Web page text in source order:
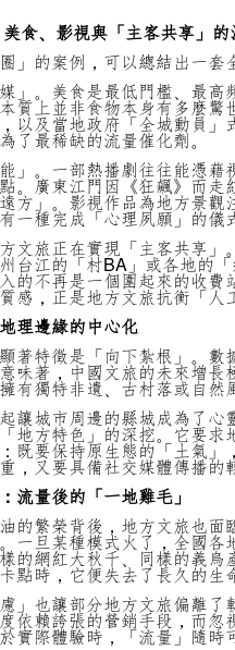
食、影視與「主客共享」的
」的案例，可以總結出一套
」。美食是最低門檻、最
質上並非食物本身有多麼
以及當地政府「全城動員
了最稀缺的流量催化劑。
」。一部熱播劇往往能憑
。廣東江門因《狂飆》而
方」。影視作品為地方景
一種完成「心理夙願」的儀
文旅正在實現「主客共享」
台江的「村BA」或各地的
的不再是一個圍起來的收費
感，正是地方文旅抗衡「人
理邊緣的中心化
著特徵是「向下紮根」。數
味著，中國文旅的未來增
有獨特非遺、古村落或自然
讓城市周邊的縣城成為了
地方特色」的深挖。它要
既要保持原生態的「土氣
，又要具備社交媒體傳播的
流量後的「一地雞毛」
的繁榮背後，地方文旅也
一旦某種模式火了，全國
的網紅大秋千、同樣的義
點時，它便失去了長久的生
」也讓部分地方文旅偏離
依賴誇張的營銷手段，而忽
實際體驗時，「流量」隨時